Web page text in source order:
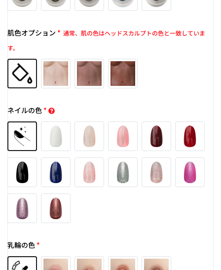
肌色オプション * 通常、肌の色はヘッドスカルプトの色と一致していま
す。
ネイルの色 *
乳輪の色 *